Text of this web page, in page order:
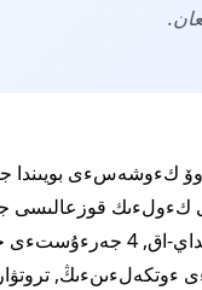
كءوشەسءى بويىندا
كءولءىك قوزعالىسى
ءوتەدءى. سونداي-اق, 4